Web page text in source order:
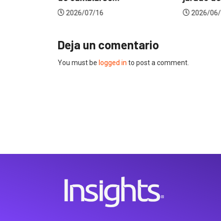
2026/07/16 2026/
Deja un comentario
You must be logged in to post a comment.